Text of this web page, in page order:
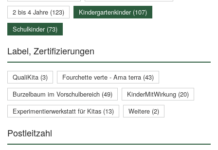
2 bis 4 Jahre (123)
Kindergartenkinder (107)
Schulkinder (73)
Label, Zertifizierungen
QualiKita (3)
Fourchette verte - Ama terra (43)
Burzelbaum im Vorschulbereich (49)
KinderMitWirkung (20)
Experimentierwerkstatt für Kitas (13)
Weitere (2)
Postleitzahl